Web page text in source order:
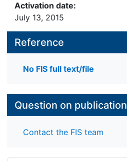
Activation date:
July 13, 2015
Reference
No FIS full text/file
Question on publication
Contact the FIS team